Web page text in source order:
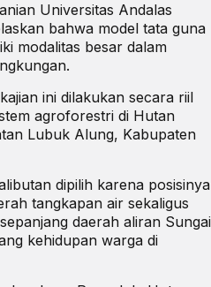
Universitas Andalas
bahwa model tata guna
modalitas besar dalam
ini dilakukan secara riil
agroforestri di Hutan
Lubuk Alung, Kabupaten
dipilih karena posisinya
tangkapan air sekaligus
daerah aliran Sungai
kehidupan warga di